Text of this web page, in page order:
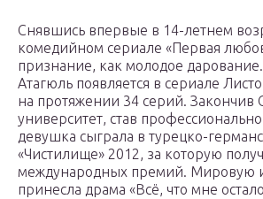
Снявшись впервые в 14-летнем
комедийном сериале «Первая
признание, как молодое
Атагюль появляется в сериале
на протяжении 34 серий. Закончив
университет, став
девушка сыграла в турецко-
«Чистилище» 2012, за которую
международных премий. Мировую
принесла драма «Всё, что мне